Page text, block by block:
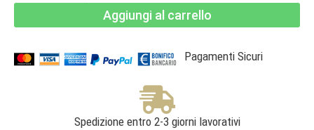
DOCG
Altesino
quantità
Aggiungi al carrello
Pagamenti Sicuri
Spedizione entro 2-3 giorni lavorativi